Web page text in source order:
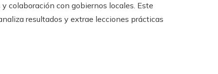
colaboración con gobiernos locales. Este
resultados y extrae lecciones prácticas